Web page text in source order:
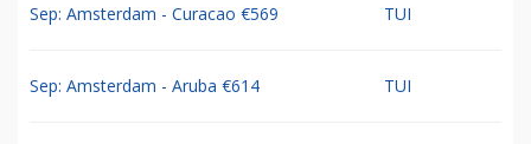
Sep: Amsterdam - Curacao €569 TUI
Sep: Amsterdam - Aruba €614 TUI